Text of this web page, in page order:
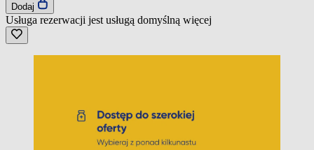
Dodaj
Usługa rezerwacji jest usługą domyślną więcej